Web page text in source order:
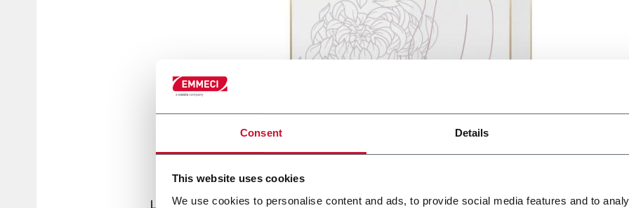
Consent Details
This website uses cookies
We use cookies to personalise content and ads, to provide social media features and to
La richiesta di prodotti per lacosmesista crescendo anno dopo anno, ed è stato rivelato che il